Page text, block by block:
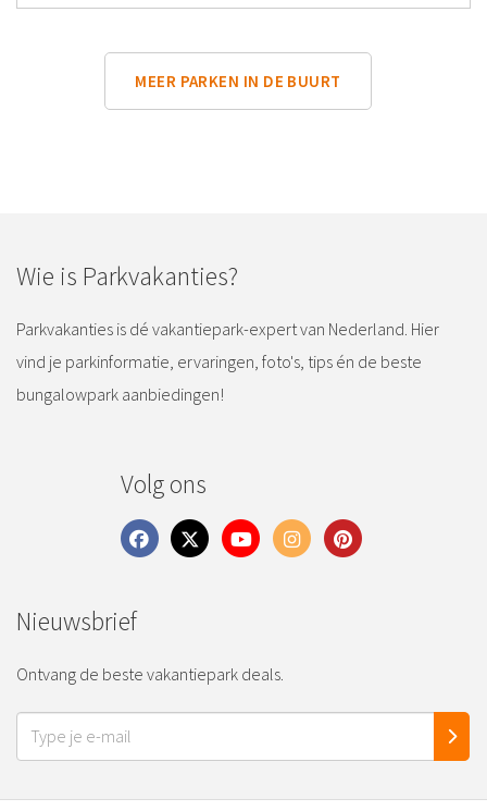
MEER PARKEN IN DE BUURT
Wie is Parkvakanties?
Parkvakanties is dé vakantiepark-expert van Nederland. Hier
vind je parkinformatie, ervaringen, foto's, tips én de beste
bungalowpark aanbiedingen!
Volg ons
Nieuwsbrief
Ontvang de beste vakantiepark deals.